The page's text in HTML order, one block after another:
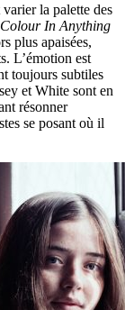
la palette des
In Anything
plus apaisées,
L’émotion est
toujours subtiles
et White sont en
résonner
se posant où il